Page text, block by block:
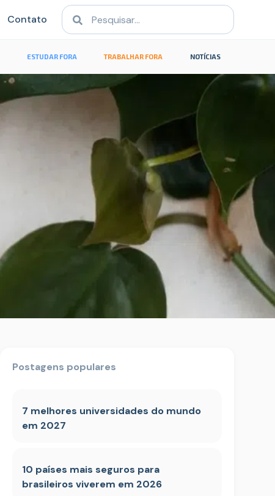
Contato
ESTUDAR FORA TRABALHAR FORA NOTÍCIAS
Postagens populares
7 melhores universidades do mundo
em 2027
10 países mais seguros para
brasileiros viverem em 2026